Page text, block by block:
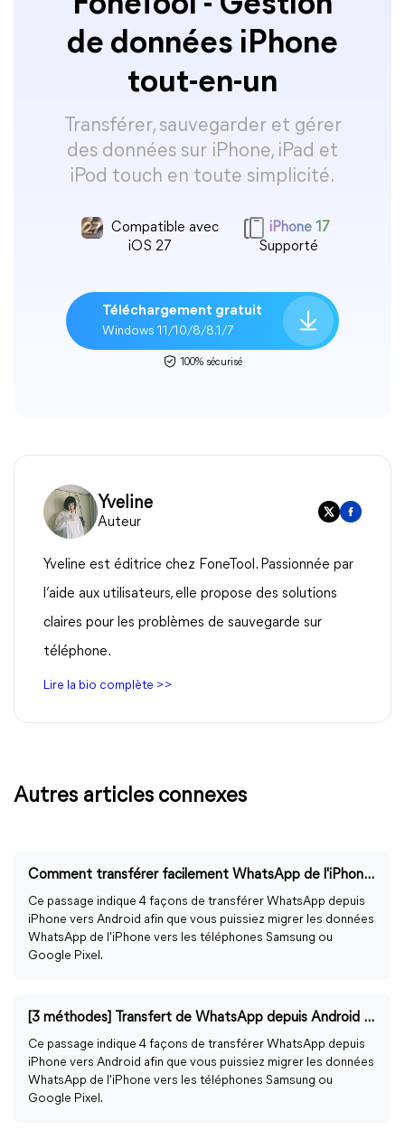
de données iPhone
tout-en-un
Transférer, sauvegarder et gérer
des données sur iPhone, iPad et
iPod touch en toute simplicité.
Compatible avec
iOS 27
iPhone 17
Supporté
Téléchargement gratuit
Windows 11/10/8/8.1/7
100% sécurisé
Yveline
Auteur
Yveline est éditrice chez FoneTool. Passionnée par
l’aide aux utilisateurs, elle propose des solutions
claires pour les problèmes de sauvegarde sur
téléphone.
Lire la bio complète >>
Autres articles connexes
Comment transférer facilement WhatsApp de l'iPhone vers Android ?
Ce passage indique 4 façons de transférer WhatsApp depuis
iPhone vers Android afin que vous puissiez migrer les données
WhatsApp de l'iPhone vers les téléphones Samsung ou
Google Pixel.
[3 méthodes] Transfert de WhatsApp depuis Android vers iPhone 14
Ce passage indique 4 façons de transférer WhatsApp depuis
iPhone vers Android afin que vous puissiez migrer les données
WhatsApp de l'iPhone vers les téléphones Samsung ou
Google Pixel.